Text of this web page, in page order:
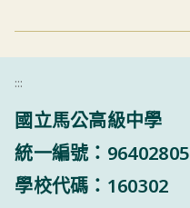
:::
國立馬公高級中學
統一編號：96402805
學校代碼：160302